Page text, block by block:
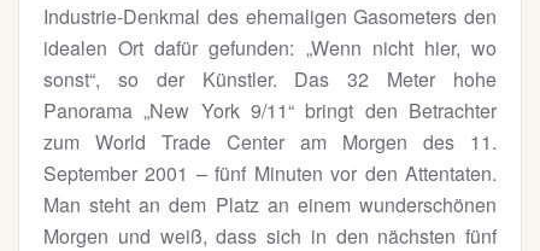
Industrie-Denkmal des ehemaligen Gasometers den
idealen Ort dafür gefunden: „Wenn nicht hier, wo
sonst“, so der Künstler. Das 32 Meter hohe
Panorama „New York 9/11“ bringt den Betrachter
zum World Trade Center am Morgen des 11.
September 2001 – fünf Minuten vor den Attentaten.
Man steht an dem Platz an einem wunderschönen
Morgen und weiß, dass sich in den nächsten fünf